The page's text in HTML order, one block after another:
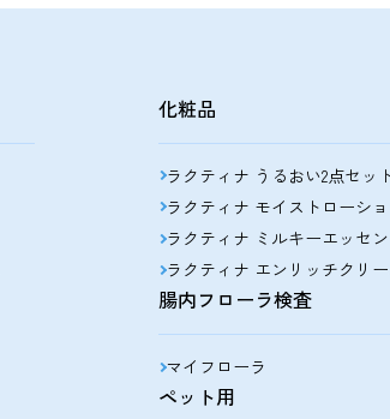
化粧品
ラクティナ うるおい2点セッ
ラクティナ モイストローショ
ラクティナ ミルキーエッセン
ラクティナ エンリッチクリ
腸内フローラ検査
マイフローラ
ペット用